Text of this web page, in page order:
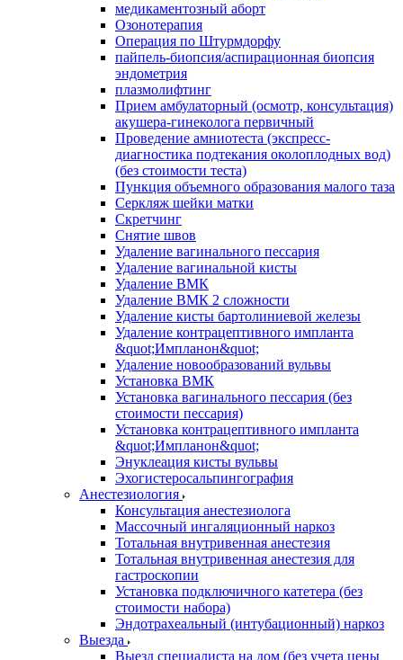
медикаментозный аборт
Озонотерапия
Операция по Штурмдорфу
пайпель-биопсия/аспирационная биопсия
эндометрия
плазмолифтинг
Прием амбулаторный (осмотр, консультация)
акушера-гинеколога первичный
Проведение амниотеста (экспресс-
диагностика подтекания околоплодных вод)
(без стоимости теста)
Пункция объемного образования малого таза
Серкляж шейки матки
Скретчинг
Снятие швов
Удаление вагинального пессария
Удаление вагинальной кисты
Удаление ВМК
Удаление ВМК 2 сложности
Удаление кисты бартолиниевой железы
Удаление контрацептивного импланта
&quot;Импланон&quot;
Удаление новообразований вульвы
Установка ВМК
Установка вагинального пессария (без
стоимости пессария)
Установка контрацептивного импланта
&quot;Импланон&quot;
Энуклеация кисты вульвы
Эхогистеросальпингография
Анестезиология
Консультация анестезиолога
Массочный ингаляционный наркоз
Тотальная внутривенная анестезия
Тотальная внутривенная анестезия для
гастроскопии
Установка подключичного катетера (без
стоимости набора)
Эндотрахеальный (интубационный) наркоз
Выезда
Выезд специалиста на дом (без учета цены